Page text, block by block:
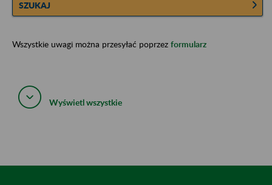
SZUKAJ
Wszystkie uwagi można przesyłać poprzez formularz
Wyświetl wszystkie